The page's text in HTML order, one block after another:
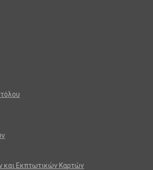
και Εκπτωτικών Καρτών